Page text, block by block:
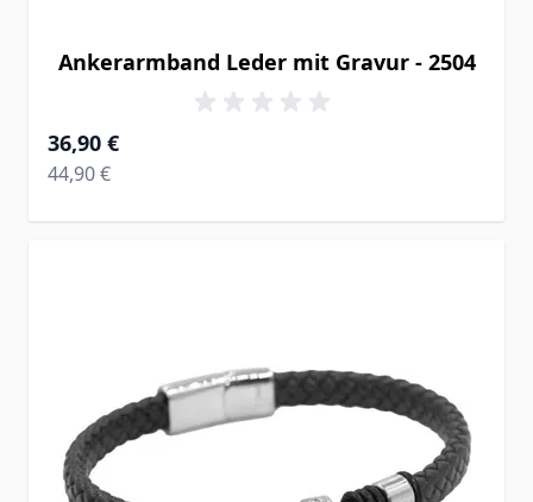
Ankerarmband Leder mit Gravur - 2504
Ab
36,90 €
Regular Price
44,90 €